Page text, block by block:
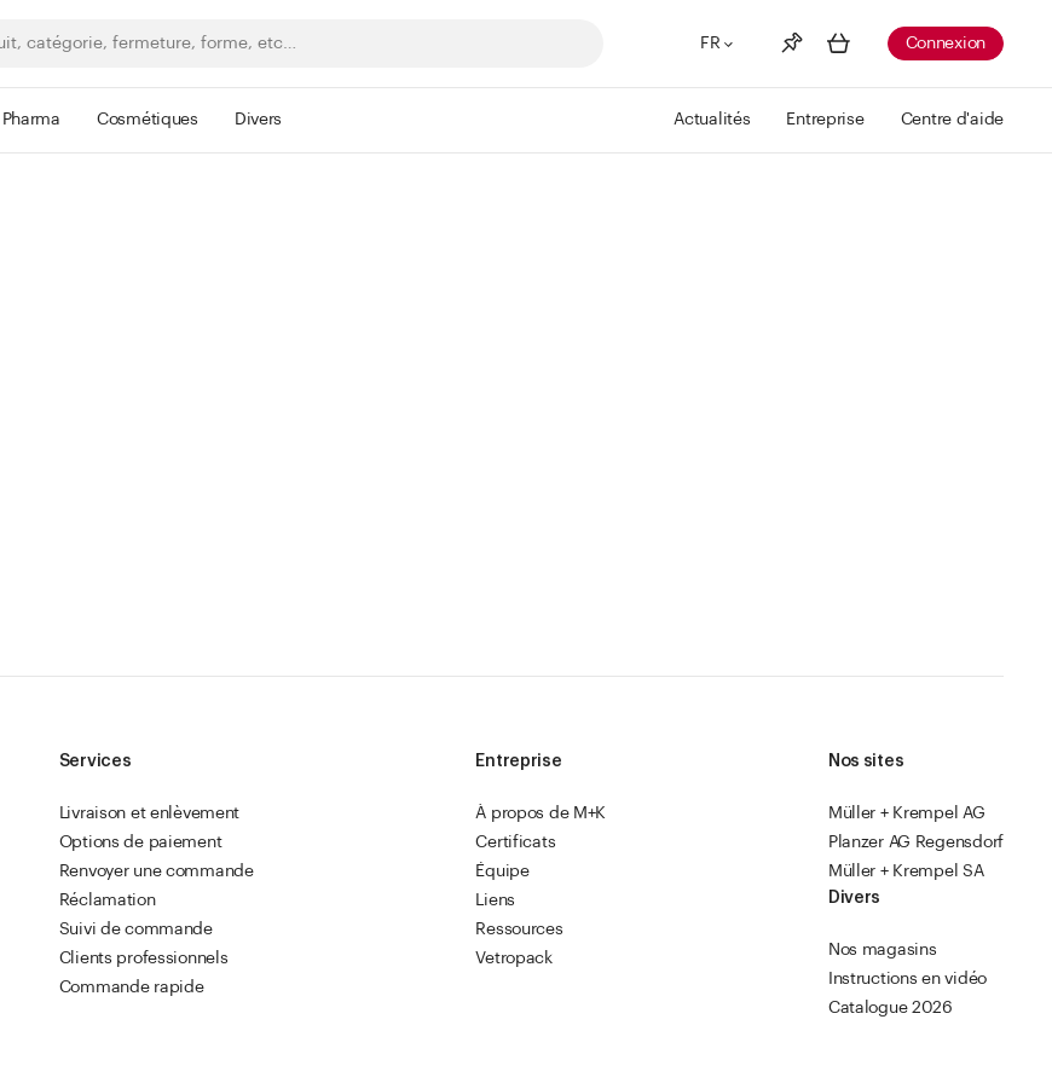
FR
Liste de souhaits Voir plus
Connexion
Pharma Cosmétiques Divers Actualités Entreprise Centre d'aide
Services
Livraison et enlèvement
Options de paiement
Renvoyer une commande
Réclamation
Suivi de commande
Clients professionnels
Commande rapide
Entreprise
À propos de M+K
Certificats
Équipe
Liens
Ressources
Vetropack
Nos sites
Müller + Krempel AG
Planzer AG Regensdorf
Müller + Krempel SA
Divers
Nos magasins
Instructions en vidéo
Catalogue 2026